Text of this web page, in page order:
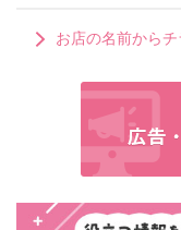
お店の名前から